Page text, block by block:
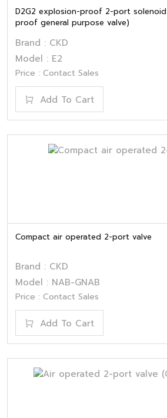
D2G2 explosion-proof 2-port
proof general purpose valve)
Brand : CKD
Model : E2
Price : Contact Sales
Add To Cart
Compact air operated 2-port valve
Brand : CKD
Model : NAB-GNAB
Price : Contact Sales
Add To Cart